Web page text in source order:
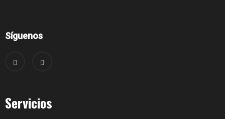
Síguenos
Servicios